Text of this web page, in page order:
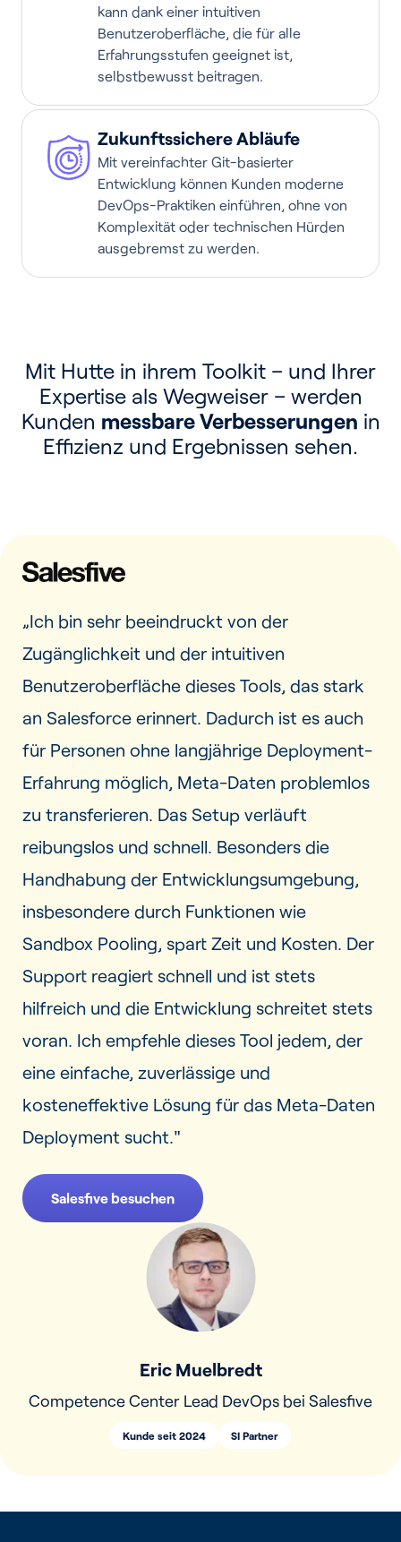
kann dank einer intuitiven
Benutzeroberfläche, die für alle
Erfahrungsstufen geeignet ist,
selbstbewusst beitragen.
Zukunftssichere Abläufe
Mit vereinfachter Git-basierter
Entwicklung können Kunden moderne
DevOps-Praktiken einführen, ohne von
Komplexität oder technischen Hürden
ausgebremst zu werden.
Mit Hutte in ihrem Toolkit – und Ihrer
Expertise als Wegweiser – werden
Kunden messbare Verbesserungen in
Effizienz und Ergebnissen sehen.
Eric Muelbredt
Competence Center Lead DevOps bei Salesfive
Kunde seit 2024 SI Partner
„Ich bin sehr beeindruckt von der
Zugänglichkeit und der intuitiven
Benutzeroberfläche dieses Tools, das stark
an Salesforce erinnert. Dadurch ist es auch
für Personen ohne langjährige Deployment-
Erfahrung möglich, Meta-Daten problemlos
zu transferieren. Das Setup verläuft
reibungslos und schnell. Besonders die
Handhabung der Entwicklungsumgebung,
insbesondere durch Funktionen wie
Sandbox Pooling, spart Zeit und Kosten. Der
Support reagiert schnell und ist stets
hilfreich und die Entwicklung schreitet stets
voran. Ich empfehle dieses Tool jedem, der
eine einfache, zuverlässige und
kosteneffektive Lösung für das Meta-Daten
Deployment sucht."
Salesfive besuchen